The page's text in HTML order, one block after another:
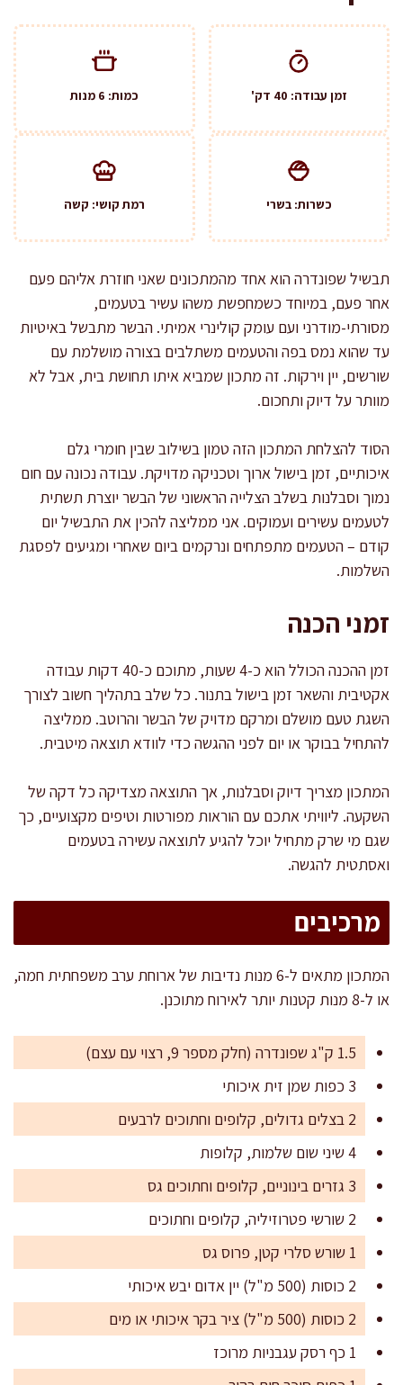
זמן עבודה: 40 דק' כמות: 6 מנות
כשרות: בשרי רמת קושי: קשה
תבשיל שפונדרה הוא אחד מהמתכונים שאני חוזרת אליהם פעם
אחר פעם, במיוחד כשמחפשת משהו עשיר בטעמים,
מסורתי-מודרני ועם עומק קולינרי אמיתי. הבשר מתבשל באיטיות
עד שהוא נמס בפה והטעמים משתלבים בצורה מושלמת עם
שורשים, יין וירקות. זה מתכון שמביא איתו תחושת בית, אבל לא
מוותר על דיוק ותחכום.
הסוד להצלחת המתכון הזה טמון בשילוב שבין חומרי גלם
איכותיים, זמן בישול ארוך וטכניקה מדויקת. עבודה נכונה עם חום
נמוך וסבלנות בשלב הצלייה הראשוני של הבשר יוצרת תשתית
לטעמים עשירים ועמוקים. אני ממליצה להכין את התבשיל יום
קודם – הטעמים מתפתחים ונרקמים ביום שאחרי ומגיעים לפסגת
השלמות.
זמני הכנה
זמן ההכנה הכולל הוא כ-4 שעות, מתוכם כ-40 דקות עבודה
אקטיבית והשאר זמן בישול בתנור. כל שלב בתהליך חשוב לצורך
השגת טעם מושלם ומרקם מדויק של הבשר והרוטב. ממליצה
להתחיל בבוקר או יום לפני ההגשה כדי לוודא תוצאה מיטבית.
המתכון מצריך דיוק וסבלנות, אך התוצאה מצדיקה כל דקה של
השקעה. ליוויתי אתכם עם הוראות מפורטות וטיפים מקצועיים, כך
שגם מי שרק מתחיל יוכל להגיע לתוצאה עשירה בטעמים
ואסתטית להגשה.
מרכיבים
המתכון מתאים ל-6 מנות נדיבות של ארוחת ערב משפחתית חמה,
או ל-8 מנות קטנות יותר לאירוח מתוכנן.
1.5 ק"ג שפונדרה (חלק מספר 9, רצוי עם עצם)
3 כפות שמן זית איכותי
2 בצלים גדולים, קלופים וחתוכים לרבעים
4 שיני שום שלמות, קלופות
3 גזרים בינוניים, קלופים וחתוכים גס
2 שורשי פטרוזיליה, קלופים וחתוכים
1 שורש סלרי קטן, פרוס גס
2 כוסות (500 מ"ל) יין אדום יבש איכותי
2 כוסות (500 מ"ל) ציר בקר איכותי או מים
1 כף רסק עגבניות מרוכז